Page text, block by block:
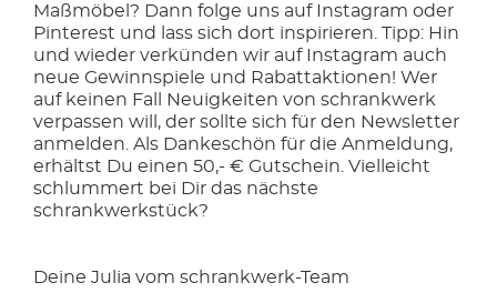
Maßmöbel? Dann folge uns auf Instagram oder
Pinterest und lass sich dort inspirieren. Tipp: Hin
und wieder verkünden wir auf Instagram auch
neue Gewinnspiele und Rabattaktionen! Wer
auf keinen Fall Neuigkeiten von schrankwerk
verpassen will, der sollte sich für den Newsletter
anmelden. Als Dankeschön für die Anmeldung,
erhältst Du einen 50,- € Gutschein. Vielleicht
schlummert bei Dir das nächste
schrankwerkstück?
Deine Julia vom schrankwerk-Team